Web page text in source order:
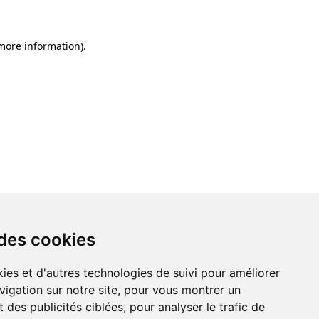
cookies
et d'autres technologies de suivi pour améliorer
sur notre site, pour vous montrer un
des publicités ciblées, pour analyser le trafic de
information).